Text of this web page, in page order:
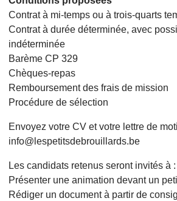
Contrat à mi-temps ou à trois-quarts
Contrat à durée déterminée, avec
indéterminée
Barème CP 329
Chèques-repas
Remboursement des frais de mission
Procédure de sélection
Envoyez votre CV et votre lettre de
info@lespetitsdebrouillards.be
Les candidats retenus seront invités à :
Présenter une animation devant un
Rédiger un document à partir de